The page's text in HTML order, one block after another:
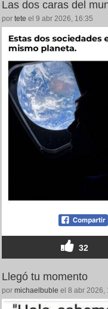
Las dos caras del
por tete el 9 abr 2026, 16:35
32
Llegó tu momento
por michaelbuble el 8 abr 2026,